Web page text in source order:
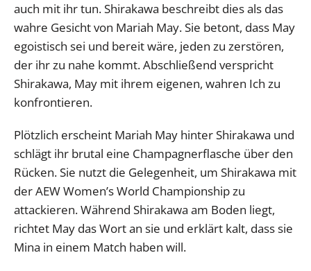
auch mit ihr tun. Shirakawa beschreibt dies als das
wahre Gesicht von Mariah May. Sie betont, dass May
egoistisch sei und bereit wäre, jeden zu zerstören,
der ihr zu nahe kommt. Abschließend verspricht
Shirakawa, May mit ihrem eigenen, wahren Ich zu
konfrontieren.
Plötzlich erscheint Mariah May hinter Shirakawa und
schlägt ihr brutal eine Champagnerflasche über den
Rücken. Sie nutzt die Gelegenheit, um Shirakawa mit
der AEW Women’s World Championship zu
attackieren. Während Shirakawa am Boden liegt,
richtet May das Wort an sie und erklärt kalt, dass sie
Mina in einem Match haben will.